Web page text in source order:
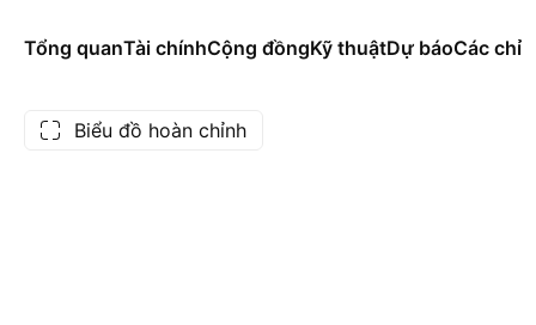
Tổng quanTài chínhCộng đồngKỹ thuậtDự báoCác chỉ
Biểu đồ hoàn chỉnh